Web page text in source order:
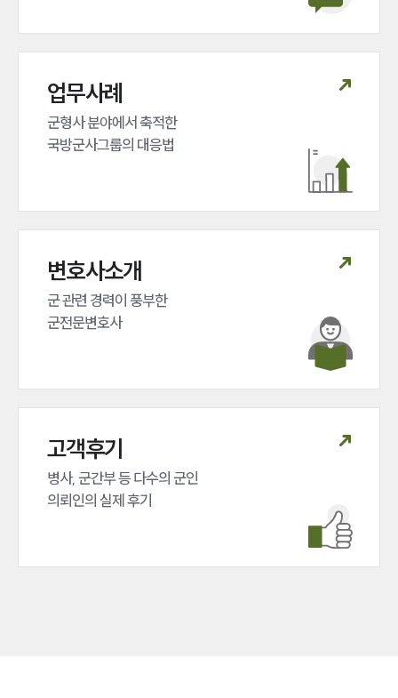
업무사례
군형사 분야에서 축적한
국방군사그룹의 대응법
변호사소개
군 관련 경력이 풍부한
군전문변호사
고객후기
병사, 군간부 등 다수의 군인
의뢰인의 실제 후기